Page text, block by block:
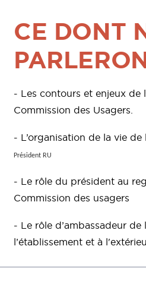
CE DONT
- Les contours et enjeux
Commission des Usagers.
- L’organisation de la vie
Président RU
- Le rôle du président au
Commission des usagers
- Le rôle d’ambassadeur
l’établissement et à